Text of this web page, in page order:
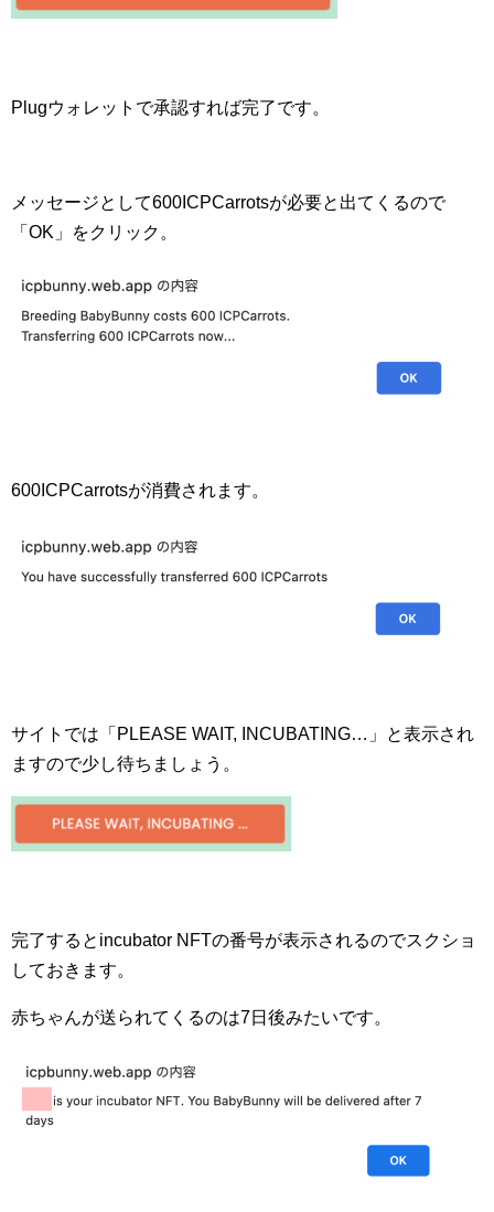
Plugウォレットで承認すれば完了です。
メッセージとして600ICPCarrotsが必要と出てくるので
「OK」をクリック。
600ICPCarrotsが消費されます。
サイトでは「PLEASE WAIT, INCUBATING…」と表示され
ますので少し待ちましょう。
完了するとincubator NFTの番号が表示されるのでスクショ
しておきます。
赤ちゃんが送られてくるのは7日後みたいです。